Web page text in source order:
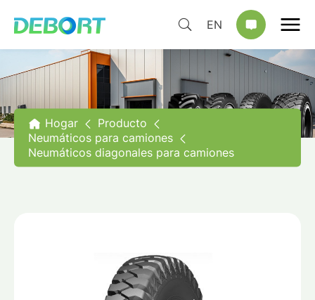
EN
Hogar
Producto
Neumáticos para camiones
Neumáticos diagonales para camiones